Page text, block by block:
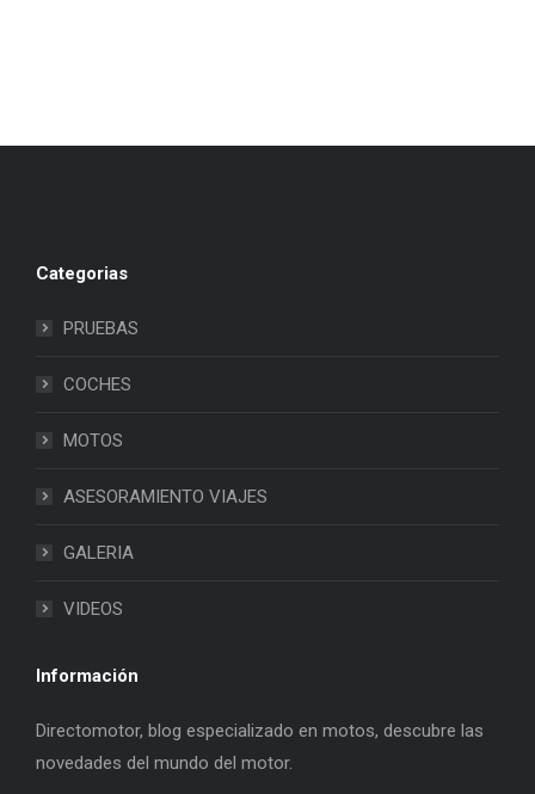
Categorias
PRUEBAS
COCHES
MOTOS
ASESORAMIENTO VIAJES
GALERIA
VIDEOS
Información
Directomotor, blog especializado en motos, descubre las
novedades del mundo del motor.